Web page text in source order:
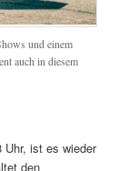
und einem
auch in diesem
ist es wieder
den